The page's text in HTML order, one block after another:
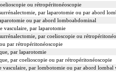
ou rétropéritonéoscopie
par laparotomie ou par abord
ou par abord lomboabdominal
vasculaire, par laparotomie
par coelioscopie ou
par rétropéritonéoscopie
par laparotomie
par coelioscopie ou par rétropéritonéoscopie
vasculaire, par lombotomie ou par abord lombal